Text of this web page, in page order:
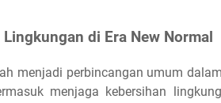
di Era New Normal
menjadi perbincangan umum
menjaga kebersihan